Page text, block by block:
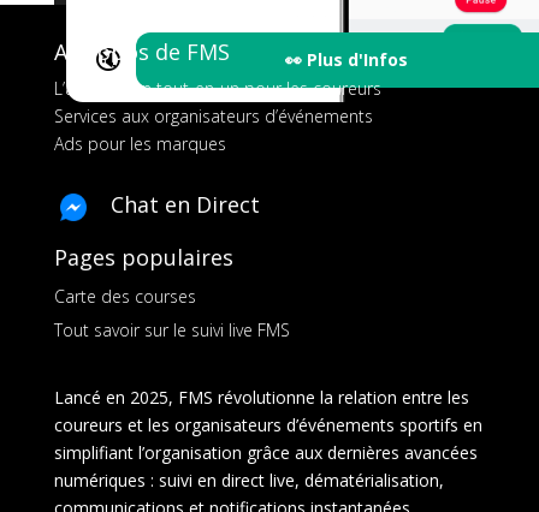
🔇 👀 Plus d'Infos
A propos de FMS
L’application tout-en-un pour les coureurs
Services aux organisateurs d’événements
Ads pour les marques
Chat en Direct
Pages populaires
Carte des courses
Tout savoir sur le suivi live FMS
Lancé en 2025, FMS révolutionne la relation entre les
coureurs et les organisateurs d’événements sportifs en
simplifiant l’organisation grâce aux dernières avancées
numériques : suivi en direct live, dématérialisation,